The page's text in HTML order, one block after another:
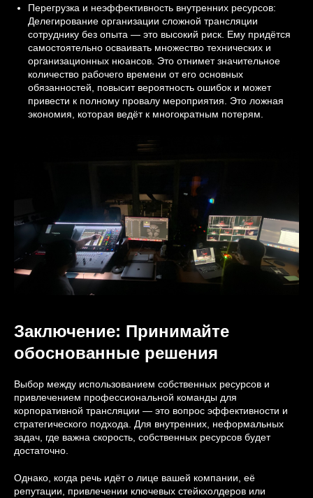
Перегрузка и неэффективность внутренних ресурсов:
Делегирование организации сложной трансляции
сотруднику без опыта — это высокий риск. Ему придётся
самостоятельно осваивать множество технических и
организационных нюансов. Это отнимет значительное
количество рабочего времени от его основных
обязанностей, повысит вероятность ошибок и может
привести к полному провалу мероприятия. Это ложная
экономия, которая ведёт к многократным потерям.
Заключение: Принимайте
обоснованные решения
Выбор между использованием собственных ресурсов и
привлечением профессиональной команды для
корпоративной трансляции — это вопрос эффективности и
стратегического подхода. Для внутренних, неформальных
задач, где важна скорость, собственных ресурсов будет
достаточно.
Однако, когда речь идёт о лице вашей компании, её
репутации, привлечении ключевых стейкхолдеров или